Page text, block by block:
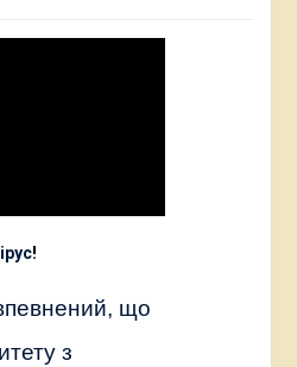
!
що
з